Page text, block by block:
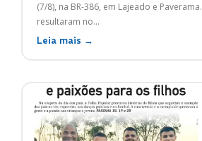
(7/8), na BR-386, em Lajeado e Paverama. As ações
resultaram no...
Leia mais →